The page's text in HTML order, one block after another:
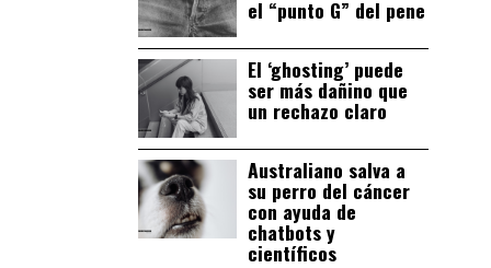
el “punto G” del pene
El ‘ghosting’ puede
ser más dañino que
un rechazo claro
Australiano salva a
su perro del cáncer
con ayuda de
chatbots y
científicos